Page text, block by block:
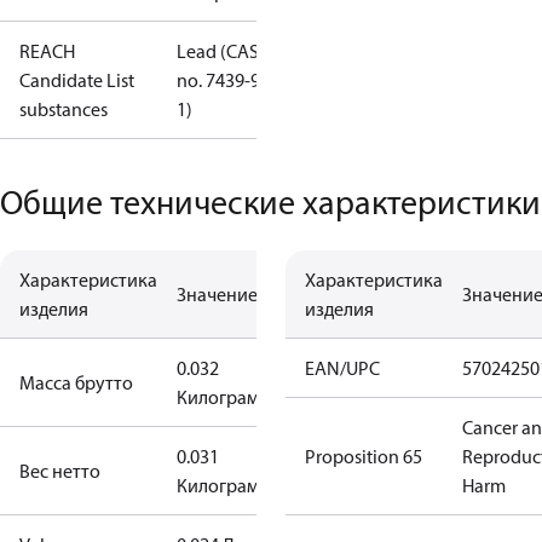
REACH
Candidate List
substances
Lead (CAS
no. 7439-92-
1)
Общие технические характеристики
Характеристика
изделия
Значение
Масса брутто
0.032
Килограмм
Вес нетто
0.031
Килограмм
Характеристика
изделия
Значение
EAN/UPC
Proposition 65
Cancer
Harm